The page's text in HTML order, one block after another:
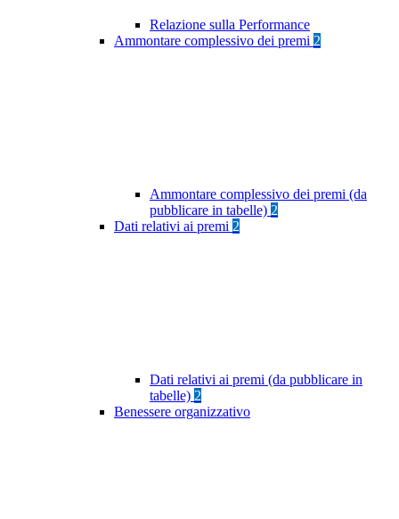
Relazione sulla Performance
Ammontare complessivo dei premi 2
Ammontare complessivo dei premi (da
pubblicare in tabelle) 2
Dati relativi ai premi 2
Dati relativi ai premi (da pubblicare in
tabelle) 2
Benessere organizzativo